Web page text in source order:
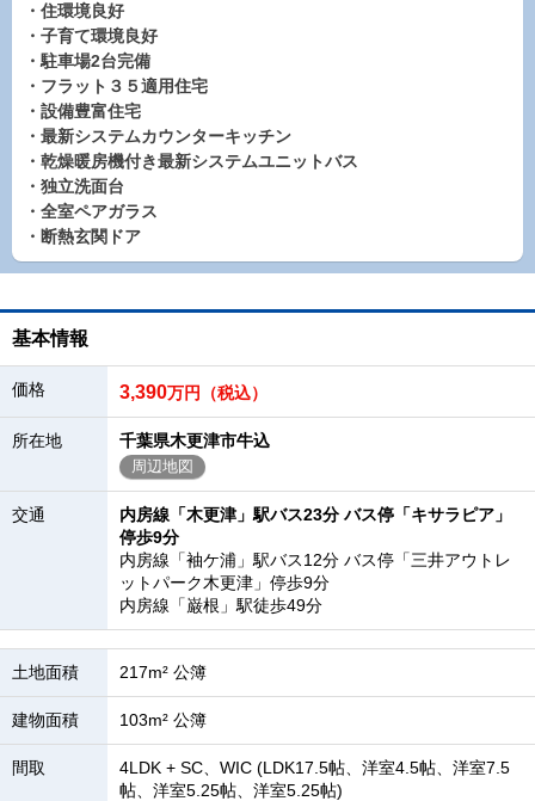
・住環境良好
・子育て環境良好
・駐車場2台完備
・フラット３５適用住宅
・設備豊富住宅
・最新システムカウンターキッチン
・乾燥暖房機付き最新システムユニットバス
・独立洗面台
・全室ペアガラス
・断熱玄関ドア
基本情報
価格 3,390万円（税込）
所在地 千葉県木更津市牛込
周辺地図
交通
内房線「木更津」駅バス23分 バス停「キサラピア」
停歩9分
内房線「袖ケ浦」駅バス12分 バス停「三井アウトレ
ットパーク木更津」停歩9分
内房線「巌根」駅徒歩49分
土地面積 217m² 公簿
建物面積 103m² 公簿
間取
4LDK + SC、WIC (LDK17.5帖、洋室4.5帖、洋室7.5
帖、洋室5.25帖、洋室5.25帖)